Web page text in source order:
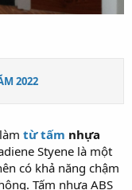
2022
từ tấm nhựa
Styene là một
có khả năng chậm
Tấm nhựa ABS